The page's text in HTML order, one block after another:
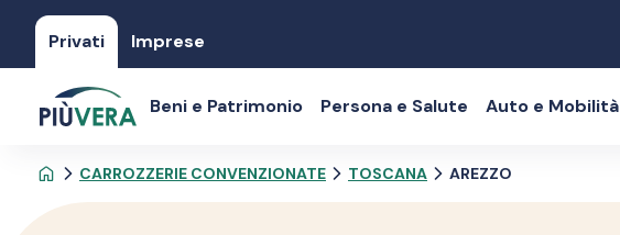
Privati Imprese
Beni e Patrimonio Persona e Salute Auto e Mobilità
CARROZZERIE CONVENZIONATE TOSCANA AREZZO